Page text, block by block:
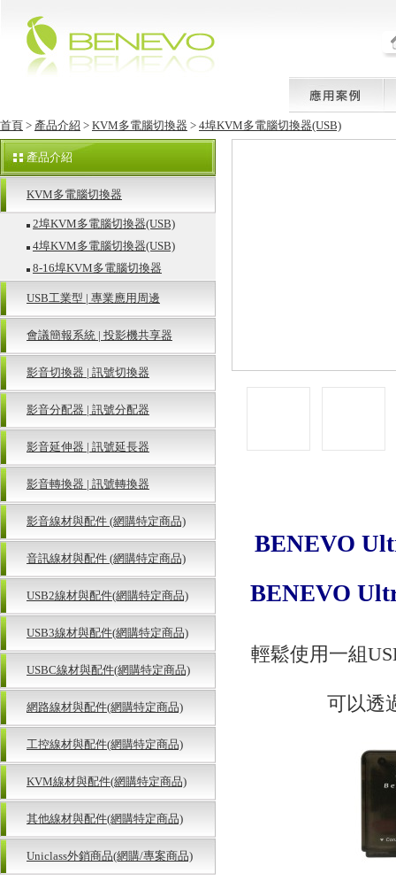
首頁 > 產品介紹 > KVM多電腦切換器 > 4埠KVM多電腦切換器(USB)
產品介紹
KVM多電腦切換器
2埠KVM多電腦切換器(USB)
4埠KVM多電腦切換器(USB)
8-16埠KVM多電腦切換器
USB工業型 | 專業應用周邊
會議簡報系統 | 投影機共享器
影音切換器 | 訊號切換器
影音分配器 | 訊號分配器
影音延伸器 | 訊號延長器
影音轉換器 | 訊號轉換器
影音線材與配件 (網購特定商品)
音訊線材與配件 (網購特定商品)
USB2線材與配件(網購特定商品)
USB3線材與配件(網購特定商品)
USBC線材與配件(網購特定商品)
網路線材與配件(網購特定商品)
工控線材與配件(網購特定商品)
KVM線材與配件(網購特定商品)
其他線材與配件(網購特定商品)
Uniclass外銷商品(網購/專案商品)
BENEVO
BENEVO
輕鬆使用一組
可以透